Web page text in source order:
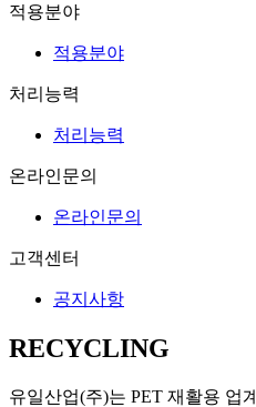
적용분야
적용분야
처리능력
처리능력
온라인문의
온라인문의
고객센터
공지사항
RECYCLING
유일산업(주)는 PET 재활용 업